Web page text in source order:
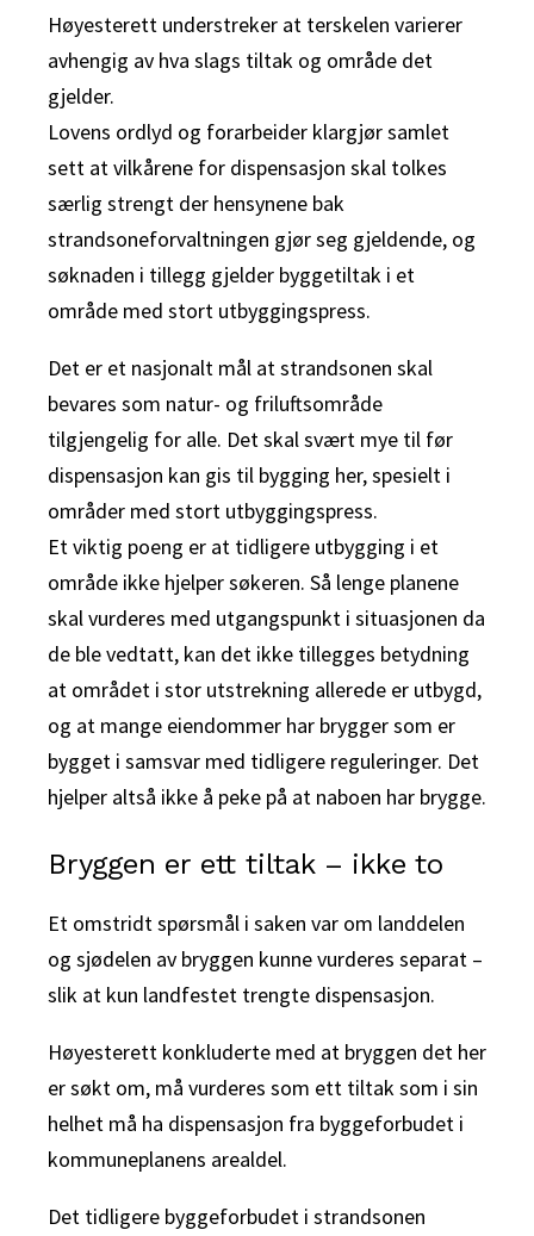
Høyesterett understreker at terskelen varierer
avhengig av hva slags tiltak og område det
gjelder.
Lovens ordlyd og forarbeider klargjør samlet
sett at vilkårene for dispensasjon skal tolkes
særlig strengt der hensynene bak
strandsoneforvaltningen gjør seg gjeldende, og
søknaden i tillegg gjelder byggetiltak i et
område med stort utbyggingspress.
Det er et nasjonalt mål at strandsonen skal
bevares som natur- og friluftsområde
tilgjengelig for alle. Det skal svært mye til før
dispensasjon kan gis til bygging her, spesielt i
områder med stort utbyggingspress.
Et viktig poeng er at tidligere utbygging i et
område ikke hjelper søkeren. Så lenge planene
skal vurderes med utgangspunkt i situasjonen da
de ble vedtatt, kan det ikke tillegges betydning
at området i stor utstrekning allerede er utbygd,
og at mange eiendommer har brygger som er
bygget i samsvar med tidligere reguleringer. Det
hjelper altså ikke å peke på at naboen har brygge.
Bryggen er ett tiltak – ikke to
Et omstridt spørsmål i saken var om landdelen
og sjødelen av bryggen kunne vurderes separat –
slik at kun landfestet trengte dispensasjon.
Høyesterett konkluderte med at bryggen det her
er søkt om, må vurderes som ett tiltak som i sin
helhet må ha dispensasjon fra byggeforbudet i
kommuneplanens arealdel.
Det tidligere byggeforbudet i strandsonen